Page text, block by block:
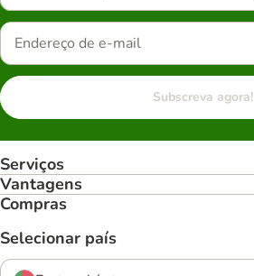
Subscreva agora!
Serviços
Vantagens
Compras
Selecionar país